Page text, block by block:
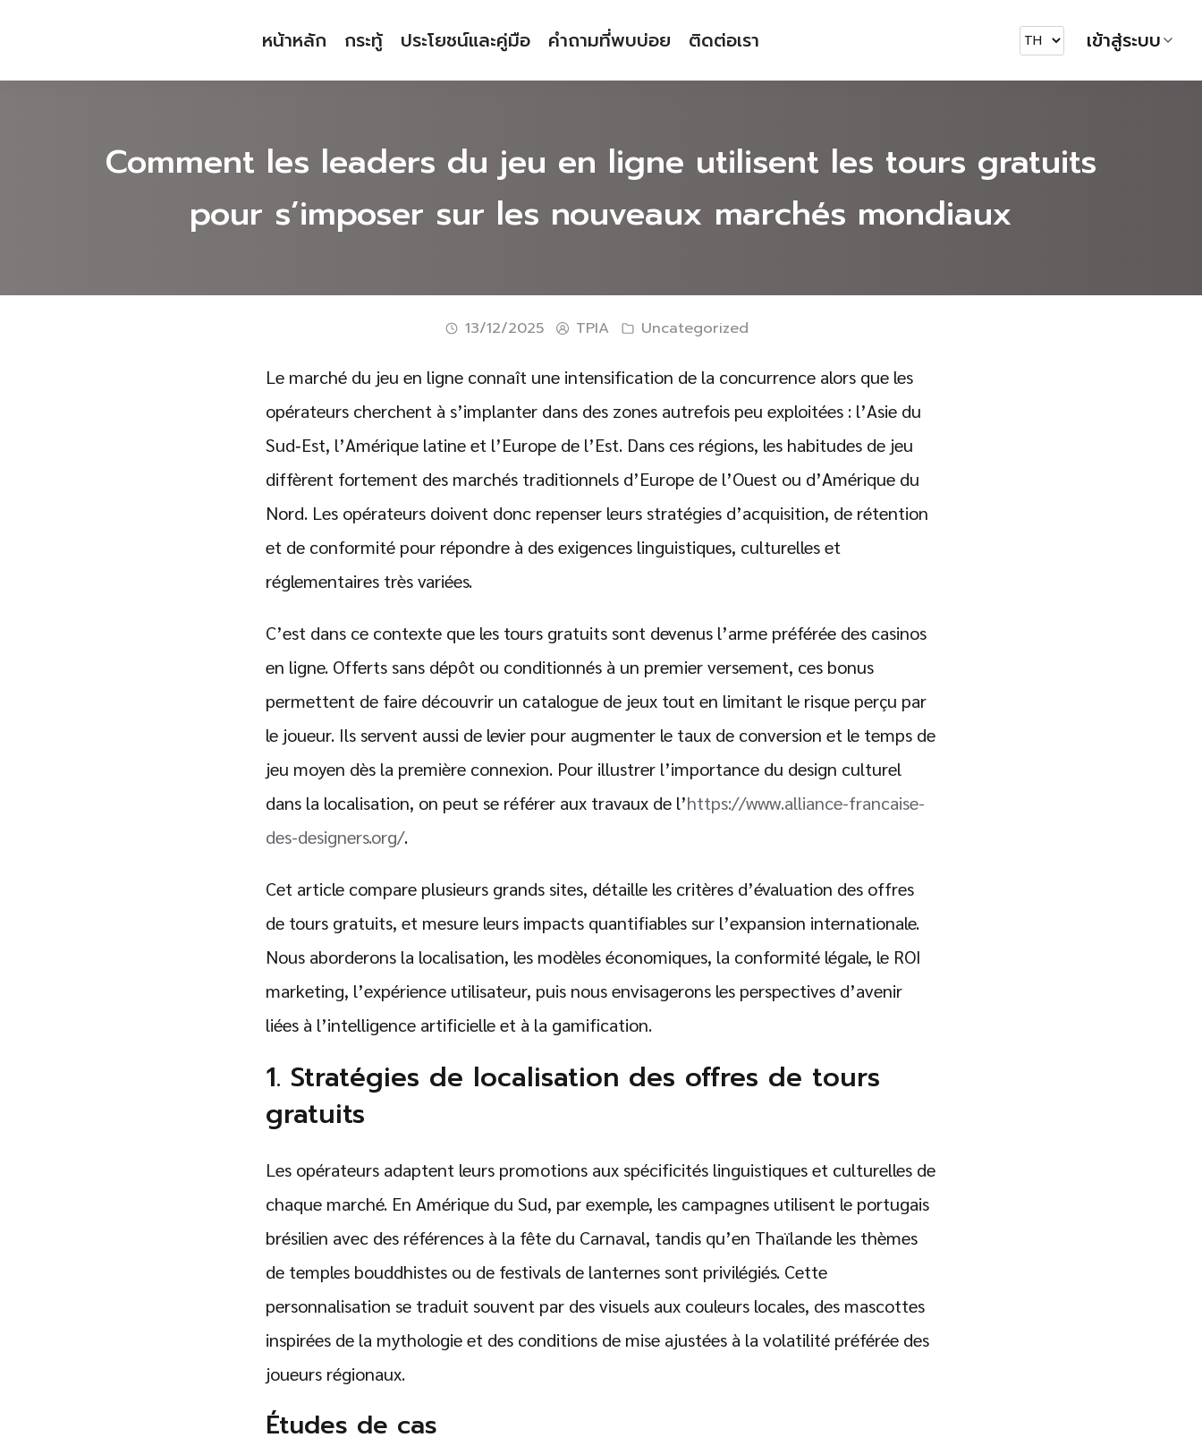
หน้าหลัก กระทู้ ประโยชน์และคู่มือ คำถามที่พบบ่อย ติดต่อเรา เข้าสู่ระบบ
Languages:
Comment les leaders du jeu en ligne utilisent les tours gratuits
pour s’imposer sur les nouveaux marchés mondiaux
13/12/2025 TPIA Uncategorized
Le marché du jeu en ligne connaît une intensification de la concurrence alors que les
opérateurs cherchent à s’implanter dans des zones autrefois peu exploitées : l’Asie du
Sud‑Est, l’Amérique latine et l’Europe de l’Est. Dans ces régions, les habitudes de jeu
diffèrent fortement des marchés traditionnels d’Europe de l’Ouest ou d’Amérique du
Nord. Les opérateurs doivent donc repenser leurs stratégies d’acquisition, de rétention
et de conformité pour répondre à des exigences linguistiques, culturelles et
réglementaires très variées.
C’est dans ce contexte que les tours gratuits sont devenus l’arme préférée des casinos
en ligne. Offerts sans dépôt ou conditionnés à un premier versement, ces bonus
permettent de faire découvrir un catalogue de jeux tout en limitant le risque perçu par
le joueur. Ils servent aussi de levier pour augmenter le taux de conversion et le temps de
jeu moyen dès la première connexion. Pour illustrer l’importance du design culturel
dans la localisation, on peut se référer aux travaux de l’https://www.alliance-francaise-
des-designers.org/.
Cet article compare plusieurs grands sites, détaille les critères d’évaluation des offres
de tours gratuits, et mesure leurs impacts quantifiables sur l’expansion internationale.
Nous aborderons la localisation, les modèles économiques, la conformité légale, le ROI
marketing, l’expérience utilisateur, puis nous envisagerons les perspectives d’avenir
liées à l’intelligence artificielle et à la gamification.
1. Stratégies de localisation des offres de tours
gratuits
Les opérateurs adaptent leurs promotions aux spécificités linguistiques et culturelles de
chaque marché. En Amérique du Sud, par exemple, les campagnes utilisent le portugais
brésilien avec des références à la fête du Carnaval, tandis qu’en Thaïlande les thèmes
de temples bouddhistes ou de festivals de lanternes sont privilégiés. Cette
personnalisation se traduit souvent par des visuels aux couleurs locales, des mascottes
inspirées de la mythologie et des conditions de mise ajustées à la volatilité préférée des
joueurs régionaux.
Études de cas